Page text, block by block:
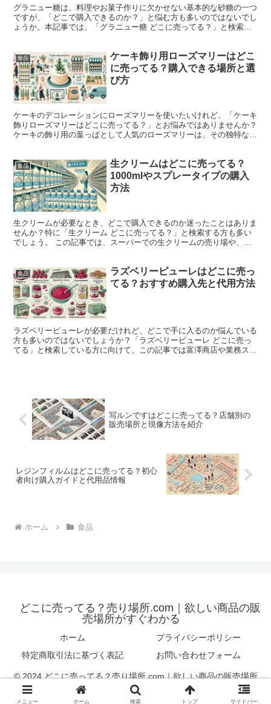
グラニュー糖は、料理やお菓子作りに欠かせない基本的な砂糖の一つ
ですが、「どこで購入できるのか？」と悩む方も多いのではないでし
ょうか。本記事では、「グラニュー糖 どこに売ってる？」と検索し
食品
ケーキ飾り用ローズマリーはどこ
に売ってる？購入できる場所と選
び方
ケーキのデコレーションにローズマリーを使いたいけれど、「ケーキ
飾りローズマリーはどこに売ってる？」とお悩みではありませんか？
ケーキの飾り用の葉っぱとして人気のローズマリーは、その独特な香
食品
生クリームはどこに売ってる？
1000mlやスプレータイプの購入
方法
生クリームが必要なとき、どこで購入できるのか迷ったことはありま
せんか？特に「生クリーム どこに売ってる？」と検索する方も多い
でしょう。 この記事では、スーパーでの生クリームの売り場や、コ
食品
ラズベリーピューレはどこに売っ
てる？おすすめ購入先と代用方法
ラズベリーピューレが必要だけれど、どこで手に入るのか悩んでいる
方も多いのではないでしょうか？「ラズベリーピューレ どこに売っ
てる」と検索している方に向けて、この記事では富澤商店や業務スー
写ルンですはどこに売ってる？店舗別の
販売場所と現像方法を紹介
レジンフィルムはどこに売ってる？初心
者向け購入ガイドと代用品情報
ホーム 食品
どこに売ってる？売り場所.com｜欲しい商品の販
売場所がすぐわかる
ホーム
プライバシーポリシー
特定商取引法に基づく表記
お問い合わせフォーム
© 2024 どこに売ってる？売り場所.com｜欲しい商品の販売場所
がすぐわかる.
メニュー ホーム 検索 トップ サイドバー